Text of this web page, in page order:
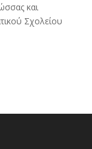
και
Σχολείου